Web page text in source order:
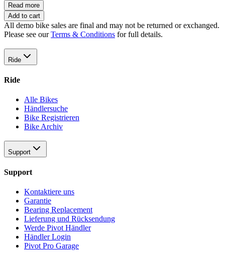
Read more
Add to cart
All demo bike sales are final and may not be returned or exchanged.
Please see our Terms & Conditions for full details.
Ride
Ride
Alle Bikes
Händlersuche
Bike Registrieren
Bike Archiv
Support
Support
Kontaktiere uns
Garantie
Bearing Replacement
Lieferung und Rücksendung
Werde Pivot Händler
Händler Login
Pivot Pro Garage